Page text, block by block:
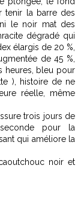
tenir la barre des
le noir mat des
dégradé qui
élargis de 20 %,
de 45 %,
heures, bleu pour
), histoire de ne
réelle, même
trois jours de
pour la
qui améliore la
noir et